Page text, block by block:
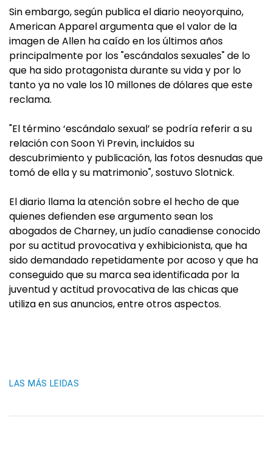
Sin embargo, según publica el diario neoyorquino,
American Apparel argumenta que el valor de la
imagen de Allen ha caído en los últimos años
principalmente por los "escándalos sexuales" de lo
que ha sido protagonista durante su vida y por lo
tanto ya no vale los 10 millones de dólares que este
reclama.
"El término ‘escándalo sexual’ se podría referir a su
relación con Soon Yi Previn, incluidos su
descubrimiento y publicación, las fotos desnudas que
tomó de ella y su matrimonio", sostuvo Slotnick.
El diario llama la atención sobre el hecho de que
quienes defienden ese argumento sean los
abogados de Charney, un judío canadiense conocido
por su actitud provocativa y exhibicionista, que ha
sido demandado repetidamente por acoso y que ha
conseguido que su marca sea identificada por la
juventud y actitud provocativa de las chicas que
utiliza en sus anuncios, entre otros aspectos.
LAS MÁS LEIDAS